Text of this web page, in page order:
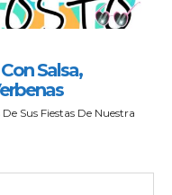
Salsa,
Sus Fiestas De Nuestra